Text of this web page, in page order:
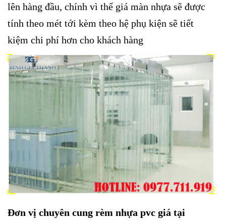
lên hàng đầu, chính vì thế giá màn nhựa sẽ được
tính theo mét tới kèm theo hệ phụ kiện sẽ tiết
kiệm chi phí hơn cho khách hàng
Đơn vị chuyên cung rèm nhựa pvc giá tại